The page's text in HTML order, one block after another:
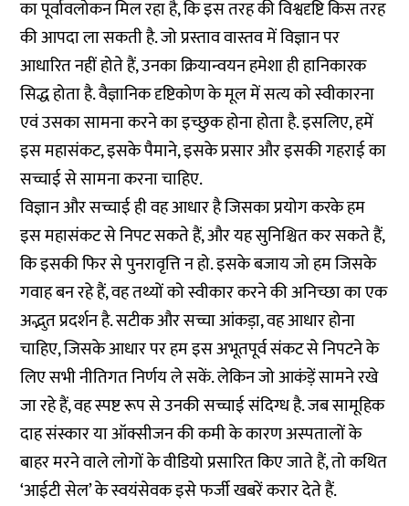
का पूर्वावलोकन मिल रहा है, कि इस तरह की विश्वदृष्टि किस तरह
की आपदा ला सकती है. जो प्रस्ताव वास्तव में विज्ञान पर
आधारित नहीं होते हैं, उनका क्रियान्वयन हमेशा ही हानिकारक
सिद्ध होता है. वैज्ञानिक दृष्टिकोण के मूल में सत्य को स्वीकारना
एवं उसका सामना करने का इच्छुक होना होता है. इसलिए, हमें
इस महासंकट, इसके पैमाने, इसके प्रसार और इसकी गहराई का
सच्चाई से सामना करना चाहिए.
विज्ञान और सच्चाई ही वह आधार है जिसका प्रयोग करके हम
इस महासंकट से निपट सकते हैं, और यह सुनिश्चित कर सकते हैं,
कि इसकी फिर से पुनरावृत्ति न हो. इसके बजाय जो हम जिसके
गवाह बन रहे हैं, वह तथ्यों को स्वीकार करने की अनिच्छा का एक
अद्भुत प्रदर्शन है. सटीक और सच्चा आंकड़ा, वह आधार होना
चाहिए, जिसके आधार पर हम इस अभूतपूर्व संकट से निपटने के
लिए सभी नीतिगत निर्णय ले सकें. लेकिन जो आकंड़ें सामने रखे
जा रहे हैं, वह स्पष्ट रूप से उनकी सच्चाई संदिग्ध है. जब सामूहिक
दाह संस्कार या ऑक्सीजन की कमी के कारण अस्पतालों के
बाहर मरने वाले लोगों के वीडियो प्रसारित किए जाते हैं, तो कथित
‘आईटी सेल’ के स्वयंसेवक इसे फर्जी खबरें करार देते हैं.